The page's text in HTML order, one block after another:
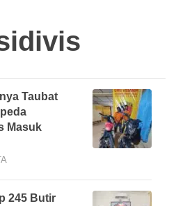
Taubat
Masuk
245 Butir